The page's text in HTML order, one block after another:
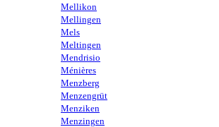
Mellikon
Mellingen
Mels
Meltingen
Mendrisio
Ménières
Menzberg
Menzengrüt
Menziken
Menzingen